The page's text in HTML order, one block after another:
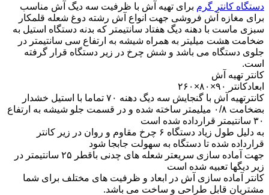
دستگاه کانتر گرم برای تهیه آش با ظرفیت سه دیگ آش مناسب
برای مغازه آش فروشی جهت انواع آش رشته دوغ شعله قلمکار
سبزی ماست با دهنه دیگ هفتاد سانتیمتر که بدنه دستگاه استیل به
ضخامت هشت میلیتر به همراه شیشه به ارتفاع سی سانتیمتر در
جلوی دستگاه می باشد و شش چرخ در زیر دستگاه قرار گرفته
است.
کانتر تهیه آش
ابعادکانتر ۹۰×۸۰×۲۶۰
کانترتهیه آش با گنجایش سه دیگ دهنه ۷۰ تماما با استیل خشدار
بضخامت ۰/۸ میلیمتر ساخته شده و در قسمت جلو شیشه به ارتفاع
۳۰ سانتیمتر قرارداده شده است
به دلیل طول زیاد دستگاه ۶ چرخ مقاوم و روان در زیر کانتر
قرارداده شده تا دستگاه به سهولت جابجا شود
جهت آماده سازی سریعتر شعله های چدنی باقطر ۲۵ سانتیمتر در
زیر دیگها تعبیه شده است
کانتر آماده سازی آش در ابعاد و ظرفیت های مختلف برای شما
مشتریان قابل طراحی و ساخت می باشد.